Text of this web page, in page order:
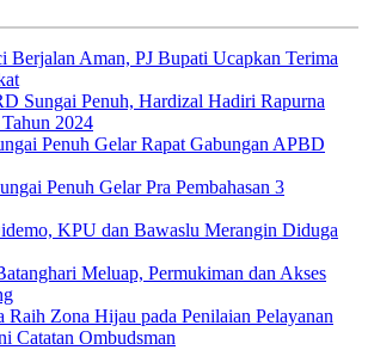
Berjalan Aman, PJ Bupati Ucapkan Terima
Sungai Penuh, Hardizal Hadiri Rapurna
2024
Penuh Gelar Rapat Gabungan APBD
Penuh Gelar Pra Pembahasan 3
KPU dan Bawaslu Merangin Diduga
Meluap, Permukiman dan Akses
Raih Zona Hijau pada Penilaian Pelayanan
Catatan Ombudsman